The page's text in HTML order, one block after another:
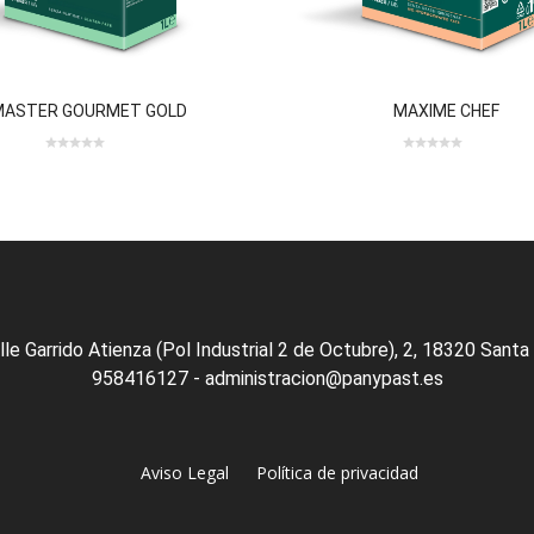
GOURMET GOLD MAXIME CHEF
Garrido Atienza (Pol Industrial 2 de Octubre), 2, 18320 Santa
958416127 - administracion@panypast.es
Aviso Legal Política de privacidad